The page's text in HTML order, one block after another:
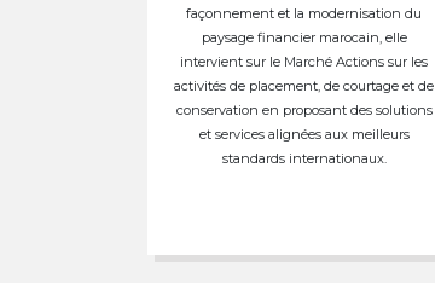
façonnement et la modernisation du
paysage financier marocain, elle
intervient sur le Marché Actions sur les
activités de placement, de courtage et de
conservation en proposant des solutions
et services alignées aux meilleurs
standards internationaux.